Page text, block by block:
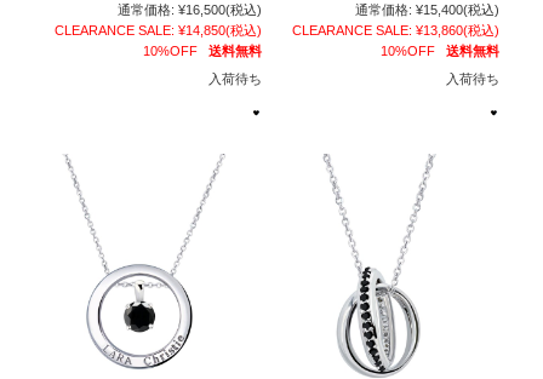
通常価格: ¥16,500(税込)
CLEARANCE SALE: ¥14,850(税込)
10%OFF
送料無料
入荷待ち
通常価格: ¥15,400(税込)
CLEARANCE SALE: ¥13,860(税込)
10%OFF
送料無料
入荷待ち